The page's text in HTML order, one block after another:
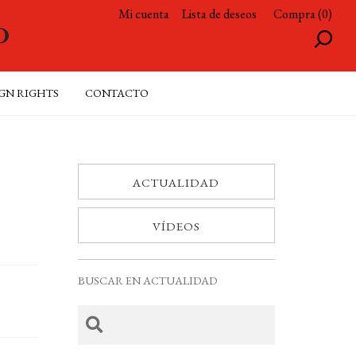
Mi cuenta Lista de deseos Compra (0)
RIGHTS CONTACTO
ACTUALIDAD
VÍDEOS
BUSCAR EN ACTUALIDAD